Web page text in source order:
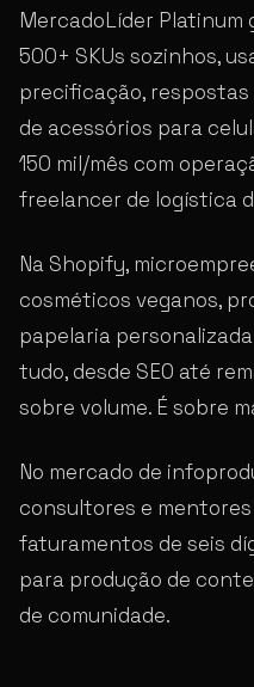
MercadoLíder Platinum
500+ SKUs sozinhos,
precificação, respostas
de acessórios para
150 mil/mês com
freelancer de logística
Na Shopify,
cosméticos veganos,
papelaria
tudo, desde SEO até
sobre volume. É sobre
No mercado de
consultores e
faturamentos de seis
para produção de
de comunidade.